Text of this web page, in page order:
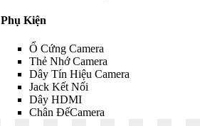
Phụ Kiện
Ổ Cứng Camera
Thẻ Nhớ Camera
Dây Tín Hiệu Camera
Jack Kết Nối
Dây HDMI
Chân ĐếCamera